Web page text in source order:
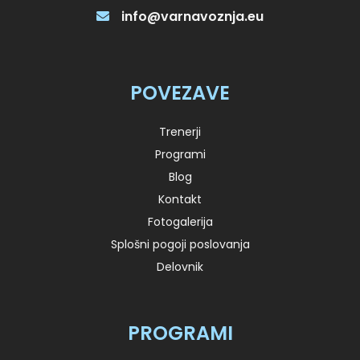
tretjih držav v Republiki Sloveniji ali
Pridobitev Kode
info@varnavoznja.eu
POVEZAVE
Trenerji
Programi
Blog
Kontakt
Fotogalerija
Splošni pogoji poslovanja
Delovnik
PROGRAMI